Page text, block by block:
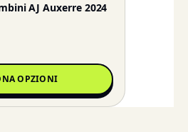
AJ Auxerre 2024
OPZIONI